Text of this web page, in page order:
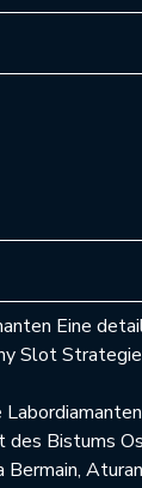
Eine
Slot
Labordiamanten
des Bistums
Bermain,